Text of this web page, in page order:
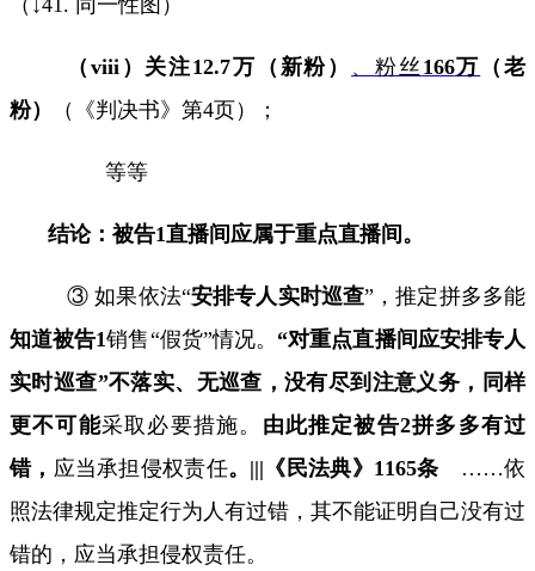
（ viii ） 关注12.7万（新粉） 、 粉丝 166万
（老
粉）
（《判决书》第4页）；
等等
结论：被告1直播间应属于重点直播间。
③ 如果依法“安排专人实时巡查”，推定拼多多能
知道被告1销售“假货”情况。 “对重点直播间应安排专人
实时巡查”不落实、无巡查，没有尽到注意义务，同样
更不可能采取必要措施。 由此推定被告2拼多多有过
错， 应当承担侵权责任。 ||| 《民法典》 1165条 ……依
照法律规定推定行为人有过错，其不能证明自己没有过
错的，应当承担侵权责任。